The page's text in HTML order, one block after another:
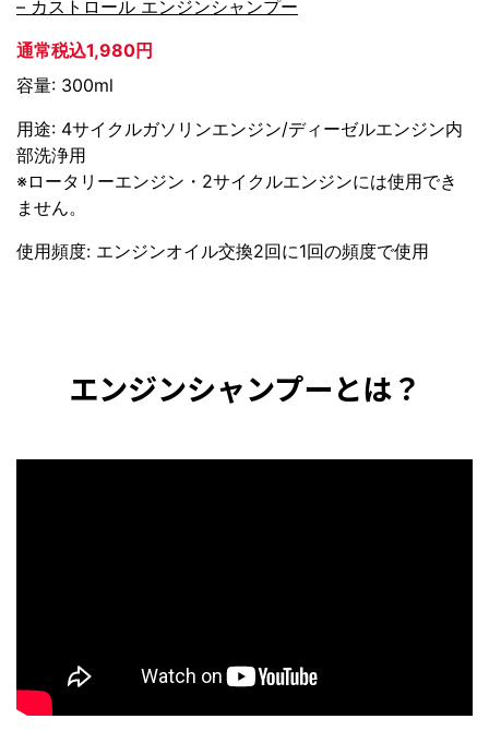
– カストロール エンジンシャンプー
通常税込1,980円
容量: 300ml
用途: 4サイクルガソリンエンジン/ディーゼルエンジン内
部洗浄用
※ロータリーエンジン・2サイクルエンジンには使用でき
ません。
使用頻度: エンジンオイル交換2回に1回の頻度で使用
エンジンシャンプーとは？